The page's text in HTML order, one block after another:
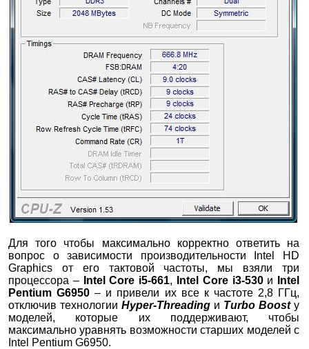
Для того чтобы максимально корректно ответить на
вопрос о зависимости производительности Intel HD
Graphics от его тактовой частоты, мы взяли три
процессора –
Intel Core i5-661, Intel Core i3-530и
Intel
Pentium G6950 – и привели их все к частоте 2,8 ГГц,
отключив технологииHyper-Threading и Turbo Boostу
моделей, которые их поддерживают, чтобы
максимально уравнять возможности старших моделей с
Intel Pentium G6950.